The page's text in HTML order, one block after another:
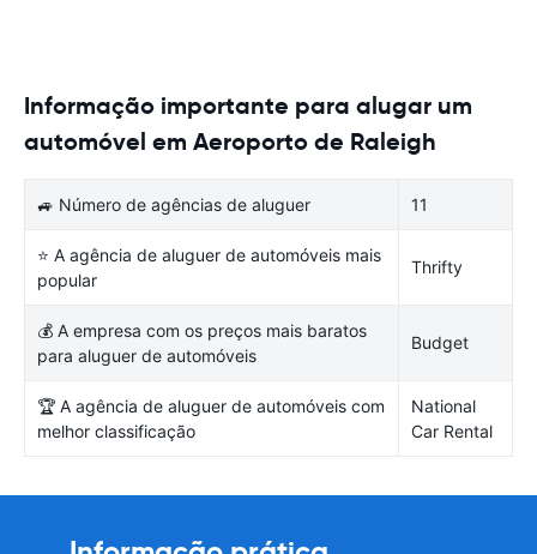
Informação importante para alugar um
automóvel em Aeroporto de Raleigh
🚙 Número de agências de aluguer 11
⭐ A agência de aluguer de automóveis mais
popular
Thrifty
💰 A empresa com os preços mais baratos
para aluguer de automóveis
Budget
🏆 A agência de aluguer de automóveis com
melhor classificação
National
Car Rental